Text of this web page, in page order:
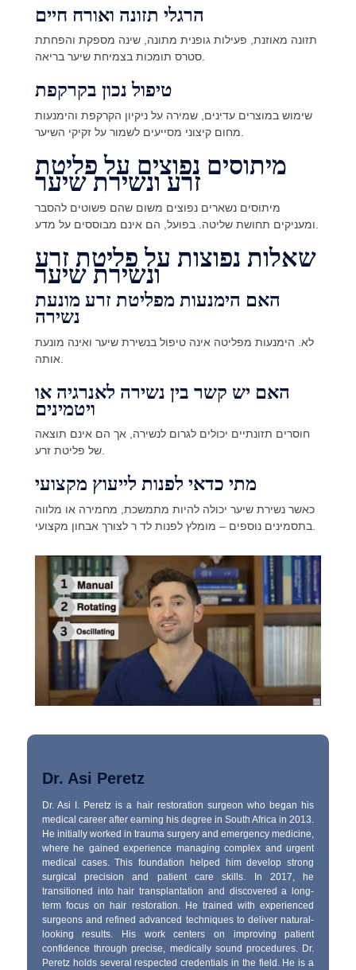
הרגלי תזונה ואורח חיים
תזונה מאוזנת, פעילות גופנית מתונה, שינה מספקת והפחתת
סטרס תומכות בצמיחת שיער בריאה.
טיפול נכון בקרקפת
שימוש במוצרים עדינים, שמירה על ניקיון הקרקפת והימנעות
מיתוסים נפוצים על פליטת
זרע ונשירת שיער
מיתוסים נשארים נפוצים משום שהם פשוטים להסבר
שאלות נפוצות על פליטת זרע
ונשירת שיער
האם הימנעות מפליטת זרע מונעת
נשירה
לא. הימנעות מפליטה אינה טיפול בנשירת שיער ואינה מונעת
האם יש קשר בין נשירה לאנרגיה או
ויטמינים
חוסרים תזונתיים יכולים לגרום לנשירה, אך הם אינם תוצאה
של פליטת זרע.
מתי כדאי לפנות לייעוץ מקצועי
כאשר נשירת שיער יכולה להיות מתמשכת, מחמירה או מלווה
בתסמינים נוספים – מומלץ לפנות לד ר לצורך אבחון מקצועי.
Dr. Asi Peretz
Dr. Asi I. Peretz is a hair restoration surgeon who began his
medical career after earning his degree in South Africa in 2013.
He initially worked in trauma surgery and emergency medicine,
where he gained experience managing complex and urgent
medical cases. This foundation helped him develop strong
surgical precision and patient care skills. In 2017, he
transitioned into hair transplantation and discovered a long-
term focus on hair restoration. He trained with experienced
surgeons and refined advanced techniques to deliver natural-
looking results. His work centers on improving patient
confidence through precise, medically sound procedures. Dr.
Peretz holds several respected credentials in the field. He is a